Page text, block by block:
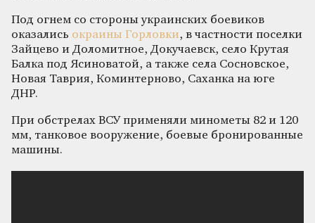
Под огнем со стороны украинских боевиков
оказались окраины Горловки, в частности поселки
Зайцево и Доломитное, Докучаевск, село Крутая
Балка под Ясиноватой, а также села Сосновское,
Новая Таврия, Коминтерново, Саханка на юге
ДНР.
При обстрелах ВСУ применяли минометы 82 и 120
мм, танковое вооружение, боевые бронированные
машины.